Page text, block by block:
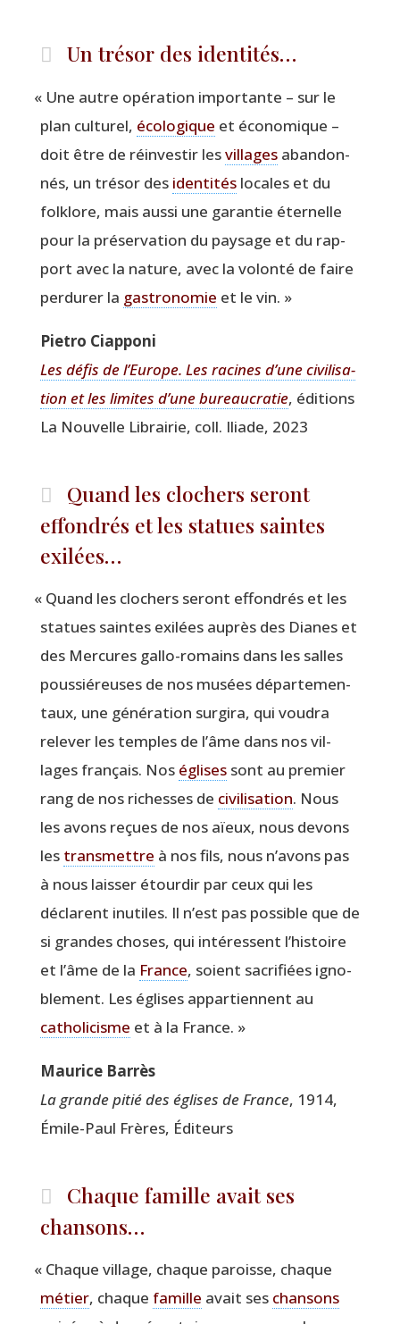
Un trésor des identités…
« Une autre opé­ra­tion impor­tante – sur le
plan cultu­rel, éco­lo­gique et éco­no­mique –
doit être de réin­ves­tir lesvil­lagesaban­don­
nés, un tré­sor des iden­ti­téslocales et du
folk­lore, mais aus­si une garan­tie éter­nelle
pour la pré­ser­va­tion du pay­sage et du rap­
port avec la nature, avec la volon­té de faire
per­du­rer la gas­tro­no­mie et le vin. »
Pie­tro Ciapponi
Les défis de l’Europe. Les racines d’une civi­li­sa­
tion et les limites d’une bureau­cra­tie, édi­tions
La Nou­velle Librai­rie, coll. Iliade, 2023
Quand les clochers seront
effondrés et les statues saintes
exilées…
« Quand les clo­chers seront effon­drés et les
sta­tues saintes exi­lées auprès des Dianes et
des Mer­cures gal­lo-romains dans les salles
pous­sié­reuses de nos musées dépar­te­men­
taux, une géné­ra­tion sur­gi­ra, qui vou­dra
rele­ver les temples de l’âme dans nos vil­
lages fran­çais. Nos églisessont au pre­mier
rang de nos richesses de civi­li­sa­tion. Nous
les avons reçues de nos aïeux, nous devons
les trans­mettre à nos fils, nous n’avons pas
à nous lais­ser étour­dir par ceux qui les
déclarent inutiles. Il n’est pas pos­sible que de
si grandes choses, qui inté­ressent l’histoire
et l’âme de la France, soient sacri­fiées igno­
ble­ment. Les églises appar­tiennent au
catho­li­cisme et à la France. »
Mau­rice Barrès
La grande pitié des églises de France, 1914,
Émile-Paul Frères, Éditeurs
Chaque famille avait ses
chansons…
« Chaque vil­lage, chaque paroisse, chaque
métier, chaque famille avait ses chan­sons